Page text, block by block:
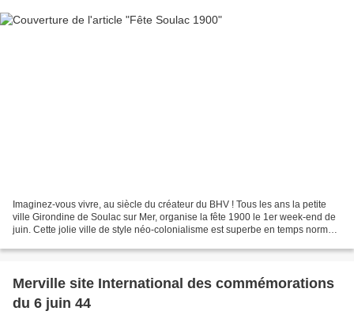
Imaginez-vous vivre, au siècle du créateur du BHV ! Tous les ans la petite
ville Girondine de Soulac sur Mer, organise la fête 1900 le 1er week-end de
juin. Cette jolie ville de style néo-colonialisme est superbe en temps normal,
Merville site International des commémorations
du 6 juin 44